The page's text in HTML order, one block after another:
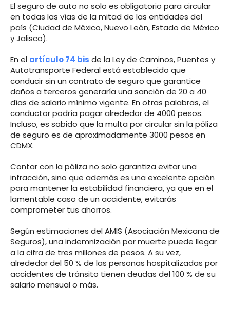
El seguro de auto no solo es obligatorio para circular
en todas las vías de la mitad de las entidades del
país (Ciudad de México, Nuevo León, Estado de México
y Jalisco).
En el artículo 74 bis de la Ley de Caminos, Puentes y
Autotransporte Federal está establecido que
conducir sin un contrato de seguro que garantice
daños a terceros generaría una sanción de 20 a 40
días de salario mínimo vigente. En otras palabras, el
conductor podría pagar alrededor de 4000 pesos.
Incluso, es sabido que la multa por circular sin la póliza
de seguro es de aproximadamente 3000 pesos en
CDMX.
Contar con la póliza no solo garantiza evitar una
infracción, sino que además es una excelente opción
para mantener la estabilidad financiera, ya que en el
lamentable caso de un accidente, evitarás
comprometer tus ahorros.
Según estimaciones del AMIS (Asociación Mexicana de
Seguros), una indemnización por muerte puede llegar
a la cifra de tres millones de pesos. A su vez,
alrededor del 50 % de las personas hospitalizadas por
accidentes de tránsito tienen deudas del 100 % de su
salario mensual o más.